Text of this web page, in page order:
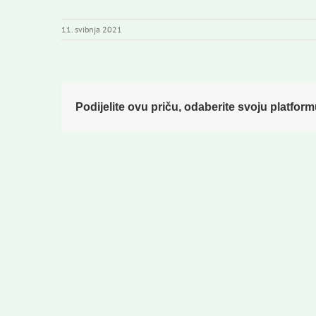
11. svibnja 2021
Podijelite ovu priču, odaberite svoju